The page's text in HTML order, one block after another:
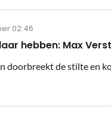
02:46
hebben: Max
doorbreekt de stilte en